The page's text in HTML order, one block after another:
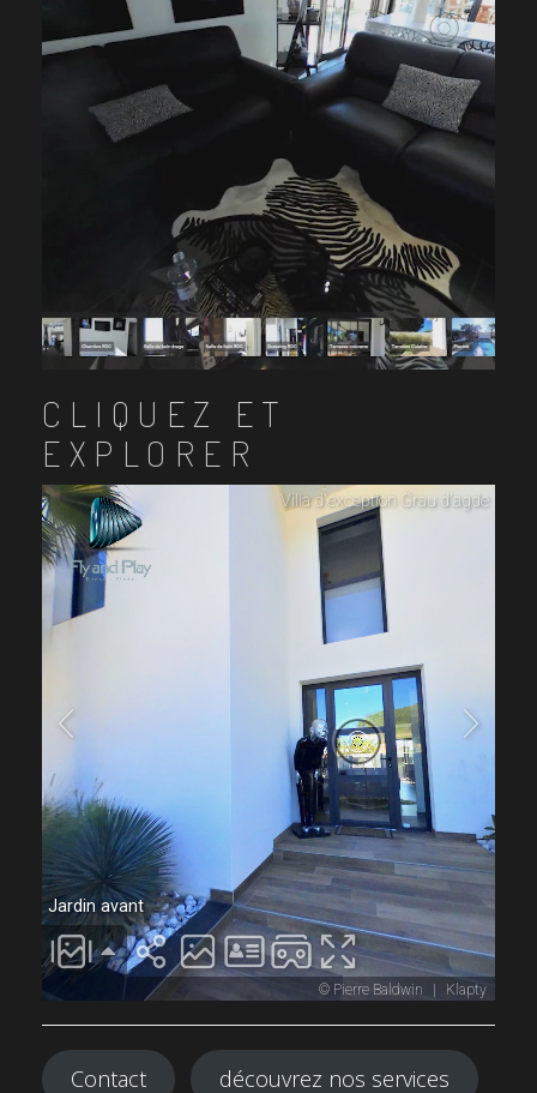
CLIQUEZ ET
EXPLORER
Contact découvrez nos services